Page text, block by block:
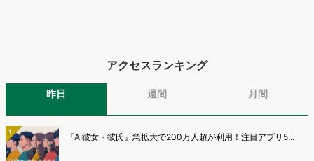
アクセスランキング
昨日 週間 月間
1 『AI彼女・彼氏』急拡大で200万人超が利用！注目アプリ5...